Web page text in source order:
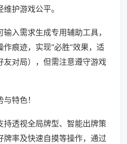
护游戏公平。
入需求生成专用辅助工具，
痕迹，实现“必胜”效果，适
友对局），但需注意遵守游戏
特色！
持透视全局牌型、智能出牌策
牌率及快速自摸等操作，通过